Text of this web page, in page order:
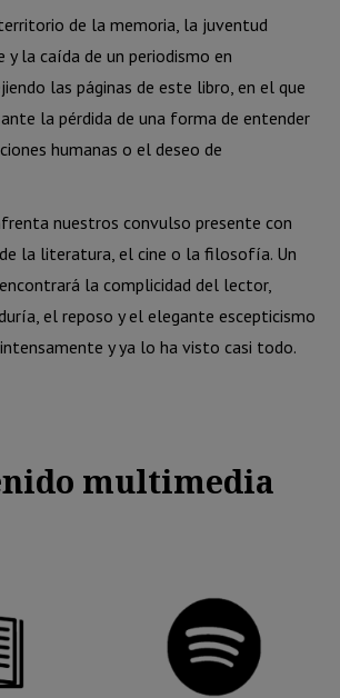
de la memoria, la juventud
y la caída de un periodismo en
las páginas de este libro, en el que
la pérdida de una forma de entender
humanas o el deseo de
nuestros convulso presente con
la literatura, el cine o la filosofía. Un
la complicidad del lector,
el reposo y el elegante escepticismo
y ya lo ha visto casi todo.
multimedia